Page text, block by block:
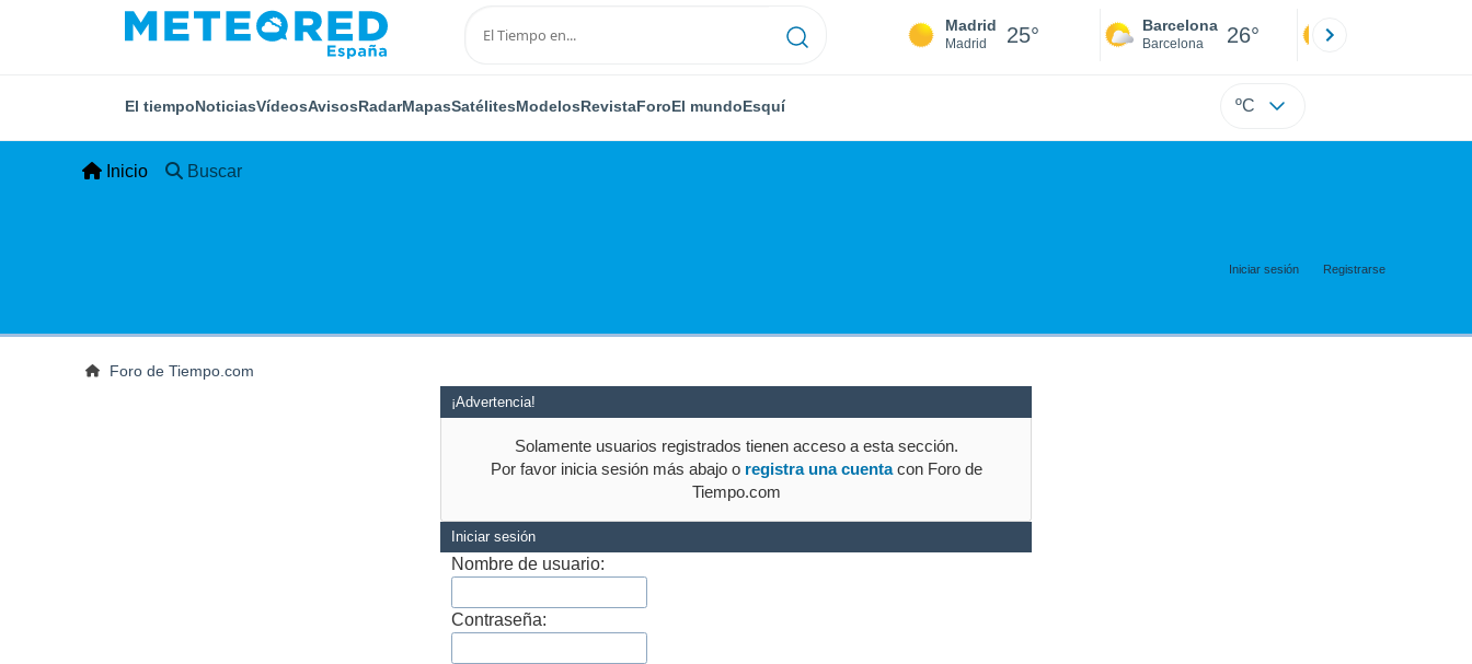
Madrid
Madrid 25° Barcelona
Barcelona 26°
El tiempoNoticiasVídeosAvisosRadarMapasSatélitesModelosRevistaForoEl mundoEsquí ºC
Inicio Buscar
Iniciar sesión Registrarse
Foro de Tiempo.com
¡Advertencia!
Solamente usuarios registrados tienen acceso a esta sección.
Por favor inicia sesión más abajo o registra una cuentacon Foro de
Tiempo.com
Iniciar sesión
Nombre de usuario:
Contraseña: